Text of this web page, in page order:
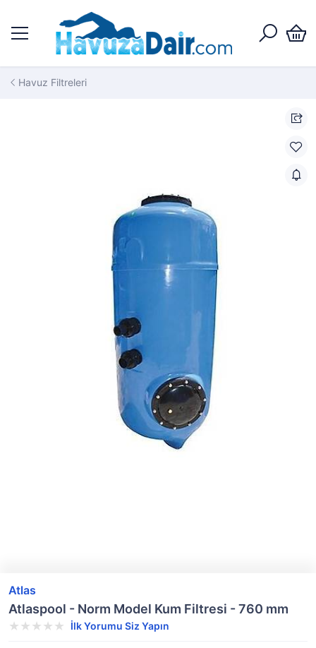
Havuz Filtreleri
Atlas
Atlaspool - Norm Model Kum Filtresi - 760 mm
İlk Yorumu Siz Yapın